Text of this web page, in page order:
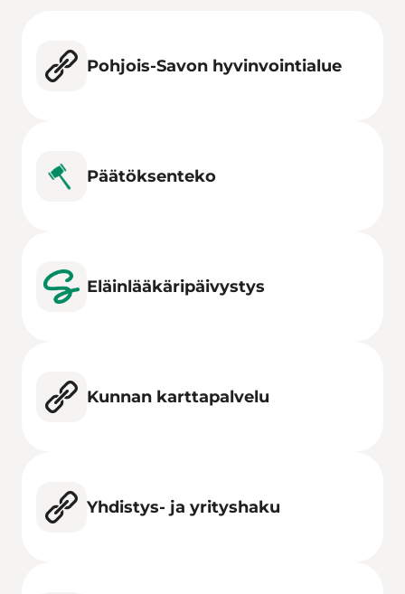
Pohjois-Savon hyvinvointialue
Päätöksenteko
Eläinlääkäripäivystys
Kunnan karttapalvelu
Yhdistys- ja yrityshaku